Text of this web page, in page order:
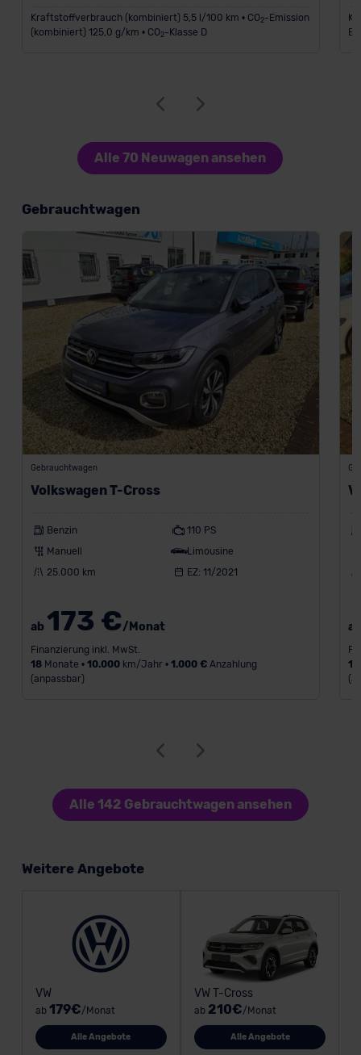
Kraftstoffverbrauch (kombiniert) 5,5 l/100 km • CO2-Emission
(kombiniert) 125,0 g/km • CO2-Klasse D
Alle 70 Neuwagen ansehen
Gebrauchtwagen
Gebrauchtwagen
Volkswagen T-Cross
Benzin
110 PS
Manuell
Limousine
25.000 km
EZ: 11/2021
ab 173 €/Monat
Finanzierung inkl. MwSt.
18Monate • 10.000km/Jahr • 1.000 €Anzahlung
(anpassbar)
18
Alle 142 Gebrauchtwagen ansehen
Weitere Angebote
VW
ab 179€/Monat
Alle Angebote
VW T-Cross
ab 210€/Monat
Alle Angebote